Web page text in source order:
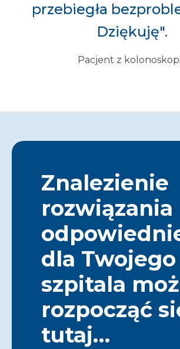
przebiegła
Dziękuję".
Pacjent z
Znalezienie
rozwiązania
dla Twojego
szpitala
rozpocząć
tutaj…